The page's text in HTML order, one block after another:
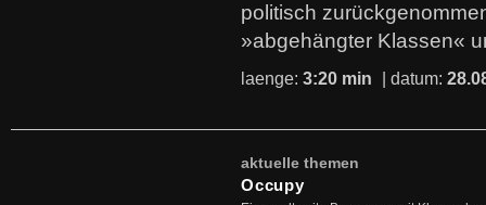
politisch
»abgehängter Klassen«
laenge: 3:20 min | datum:
aktuelle themen
Occupy